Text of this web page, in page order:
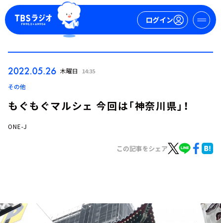
ログイン
トピックス
TBS Podcast
2022.05.26 木曜日 14:35
その他
もぐもぐマルシェ 今回は「神奈川県」！
ONE-J
この記事をシェア